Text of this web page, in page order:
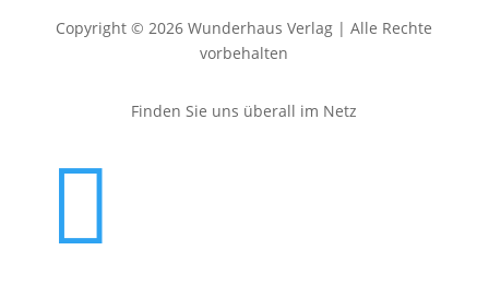
Copyright © 2026 Wunderhaus Verlag | Alle Rechte
vorbehalten
Finden Sie uns überall im Netz
